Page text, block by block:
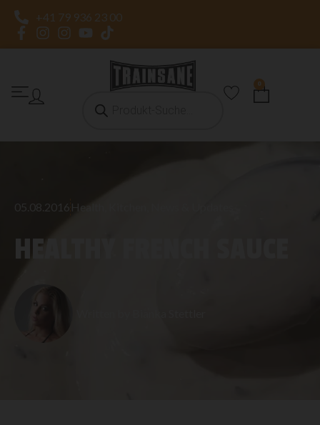
+41 79 936 23 00
0
05.08.2016 Health
HEALTHY FRENCH SAUCE